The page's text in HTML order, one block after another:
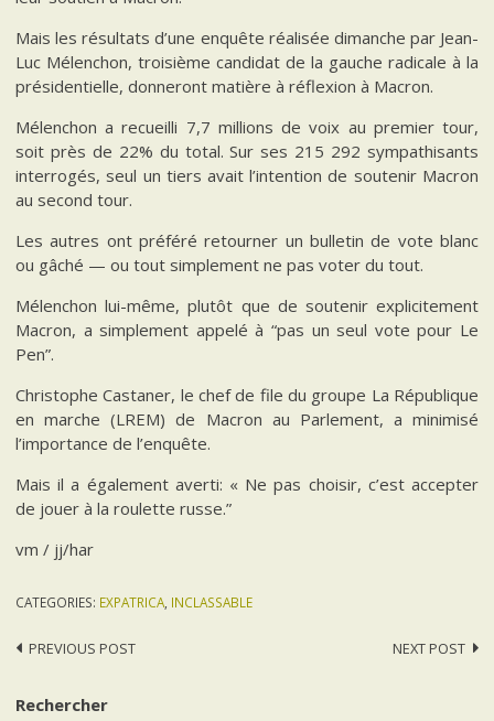
Mais les résultats d’une enquête réalisée dimanche par Jean-
Luc Mélenchon, troisième candidat de la gauche radicale à la
présidentielle, donneront matière à réflexion à Macron.
Mélenchon a recueilli 7,7 millions de voix au premier tour,
soit près de 22% du total. Sur ses 215 292 sympathisants
interrogés, seul un tiers avait l’intention de soutenir Macron
au second tour.
Les autres ont préféré retourner un bulletin de vote blanc
ou gâché — ou tout simplement ne pas voter du tout.
Mélenchon lui-même, plutôt que de soutenir explicitement
Macron, a simplement appelé à “pas un seul vote pour Le
Pen”.
Christophe Castaner, le chef de file du groupe La République
en marche (LREM) de Macron au Parlement, a minimisé
l’importance de l’enquête.
Mais il a également averti: « Ne pas choisir, c’est accepter
de jouer à la roulette russe.”
vm / jj/har
CATEGORIES: EXPATRICA, INCLASSABLE
Post
PREVIOUS POST NEXT POST
Rechercher